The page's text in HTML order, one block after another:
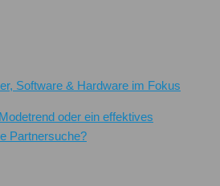
Software & Hardware im Fokus
oder ein effektives
Partnersuche?